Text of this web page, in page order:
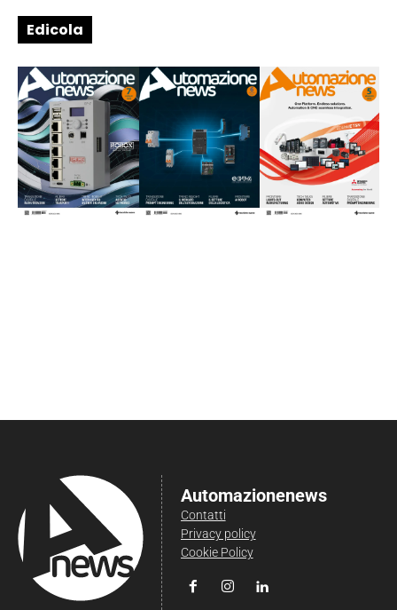
Edicola
Automazionenews
Contatti
Privacy policy
Cookie Policy